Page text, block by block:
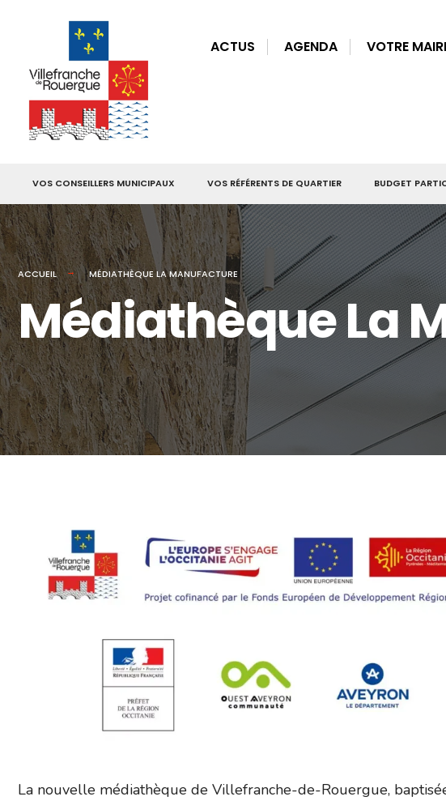
ACTUS AGENDA VOTRE
VOS CONSEILLERS MUNICIPAUX VOS RÉFÉRENTS DE QUARTIER BUDGET
ACCUEIL MÉDIATHÈQUE LA MANUFACTURE
Médiathèque La
La nouvelle médiathèque de Villefranche-de-Rouergue,